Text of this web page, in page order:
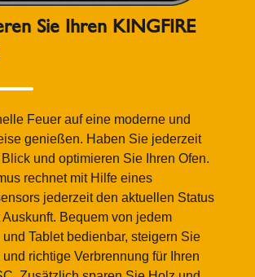
Sie Ihren KINGFIRE
Feuer auf eine moderne und
genießen. Haben Sie jederzeit
Blick und optimieren Sie Ihren Ofen.
rechnet mit Hilfe eines
jederzeit den aktuellen Status
Bequem von jedem
Tablet bedienbar, steigern Sie
richtige Verbrennung für Ihren